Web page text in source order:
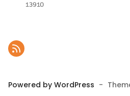
13910
Powered by WordPress -